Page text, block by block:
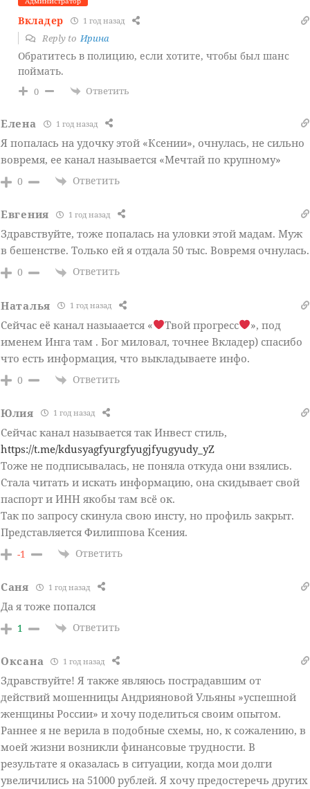
Вкладер 1 год назад
Reply to Ирина
Обратитесь в полицию, если хотите, чтобы был шанс
поймать.
0 Ответить
Елена 1 год назад
Я попалась на удочку этой «Ксении», очнулась, не сильно
вовремя, ее канал называется «Мечтай по крупному»
0 Ответить
Евгения 1 год назад
Здравствуйте, тоже попалась на уловки этой мадам. Муж
в бешенстве. Только ей я отдала 50 тыс. Вовремя очнулась.
0 Ответить
Наталья 1 год назад
Сейчас её канал назыаается « Твой прогресс
», под
именем Инга там . Бог миловал, точнее Вкладер) спасибо
что есть информация, что выкладываете инфо.
0 Ответить
Юлия 1 год назад
Сейчас канал называется так Инвест стиль,
https://t.me/kdusyagfyurgfyugjfyugyudy_yZ
Тоже не подписывалась, не поняла откуда они взялись.
Стала читать и искать информацию, она скидывает свой
паспорт и ИНН якобы там всё ок.
Так по запросу скинула свою инсту, но профиль закрыт.
Представляется Филиппова Ксения.
-1 Ответить
Саня 1 год назад
Да я тоже попался
1 Ответить
Оксана 1 год назад
Здравствуйте! Я также являюсь пострадавшим от
действий мошенницы Андрияновой Ульяны »успешной
женщины России» и хочу поделиться своим опытом.
Раннее я не верила в подобные схемы, но, к сожалению, в
моей жизни возникли финансовые трудности. В
результате я оказалась в ситуации, когда мои долги
увеличились на 51000 рублей. Я хочу предостеречь других